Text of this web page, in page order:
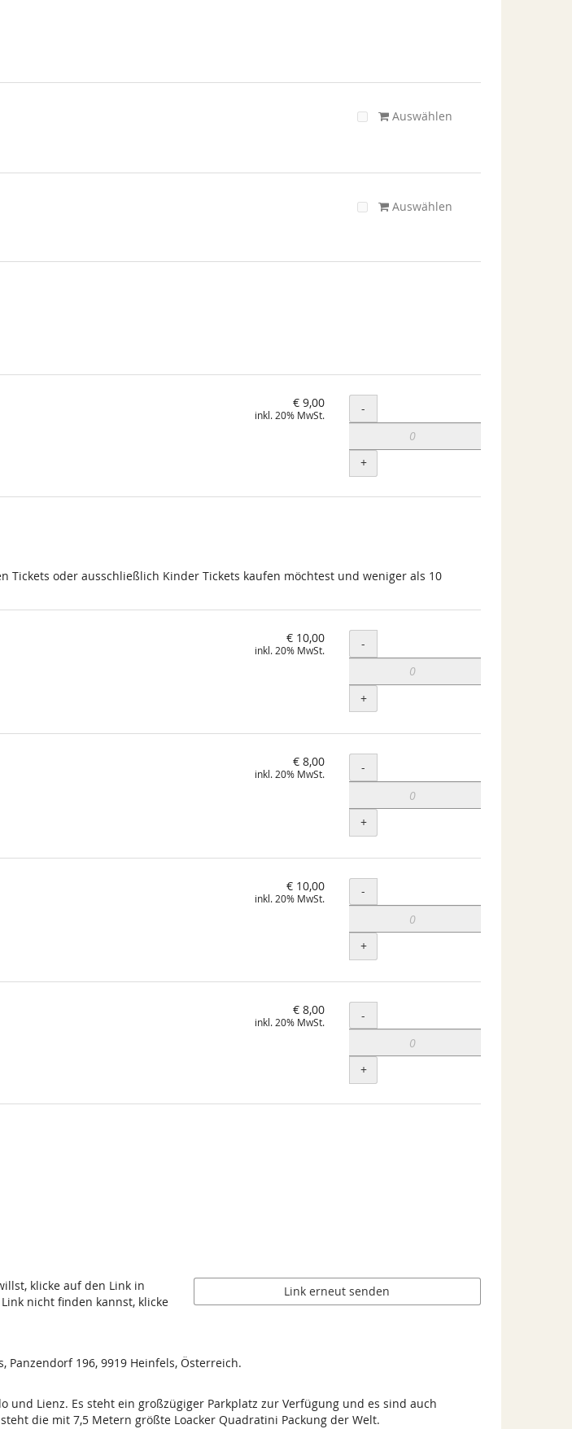
Auswählen
Auswählen
€ 9,00
inkl. 20% MwSt. Menge
-
+
Tickets oder ausschließlich Kinder Tickets kaufen möchtest und weniger als 10
€ 10,00
inkl. 20% MwSt. Menge
-
+
€ 8,00
inkl. 20% MwSt. Menge
-
+
€ 10,00
inkl. 20% MwSt. Menge
-
+
€ 8,00
inkl. 20% MwSt. Menge
-
+
klicke auf den Link in
nicht finden kannst, klicke
Link erneut senden
196, 9919 Heinfels, Österreich.
und Lienz. Es steht ein großzügiger Parkplatz zur Verfügung und es sind auch
die mit 7,5 Metern größte Loacker Quadratini Packung der Welt.